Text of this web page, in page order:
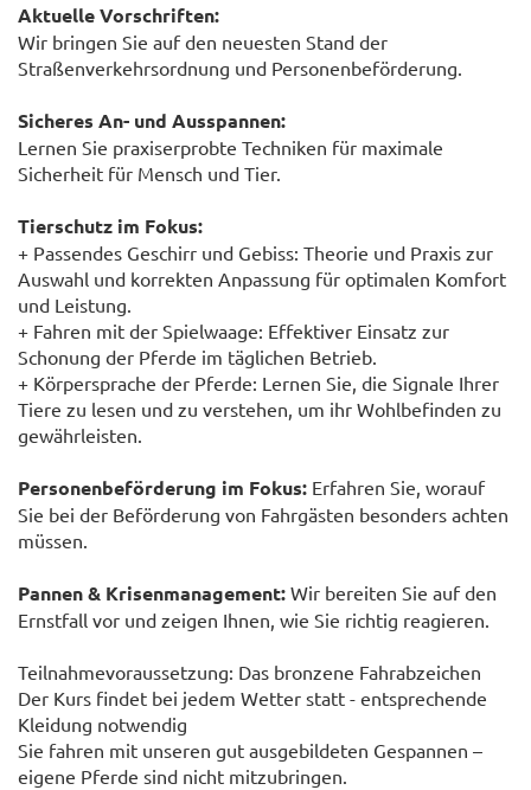
Aktuelle Vorschriften:
Wir bringen Sie auf den neuesten Stand der
Straßenverkehrsordnung und Personenbeförderung.
Sicheres An- und Ausspannen:
Lernen Sie praxiserprobte Techniken für maximale
Sicherheit für Mensch und Tier.
Tierschutz im Fokus:
+ Passendes Geschirr und Gebiss: Theorie und Praxis zur
Auswahl und korrekten Anpassung für optimalen Komfort
und Leistung.
+ Fahren mit der Spielwaage: Effektiver Einsatz zur
Schonung der Pferde im täglichen Betrieb.
+ Körpersprache der Pferde: Lernen Sie, die Signale Ihrer
Tiere zu lesen und zu verstehen, um ihr Wohlbefinden zu
gewährleisten.
Personenbeförderung im Fokus: Erfahren Sie, worauf
Sie bei der Beförderung von Fahrgästen besonders achten
müssen.
Pannen & Krisenmanagement: Wir bereiten Sie auf den
Ernstfall vor und zeigen Ihnen, wie Sie richtig reagieren.
Teilnahmevoraussetzung: Das bronzene Fahrabzeichen
Der Kurs findet bei jedem Wetter statt - entsprechende
Kleidung notwendig
Sie fahren mit unseren gut ausgebildeten Gespannen –
eigene Pferde sind nicht mitzubringen.